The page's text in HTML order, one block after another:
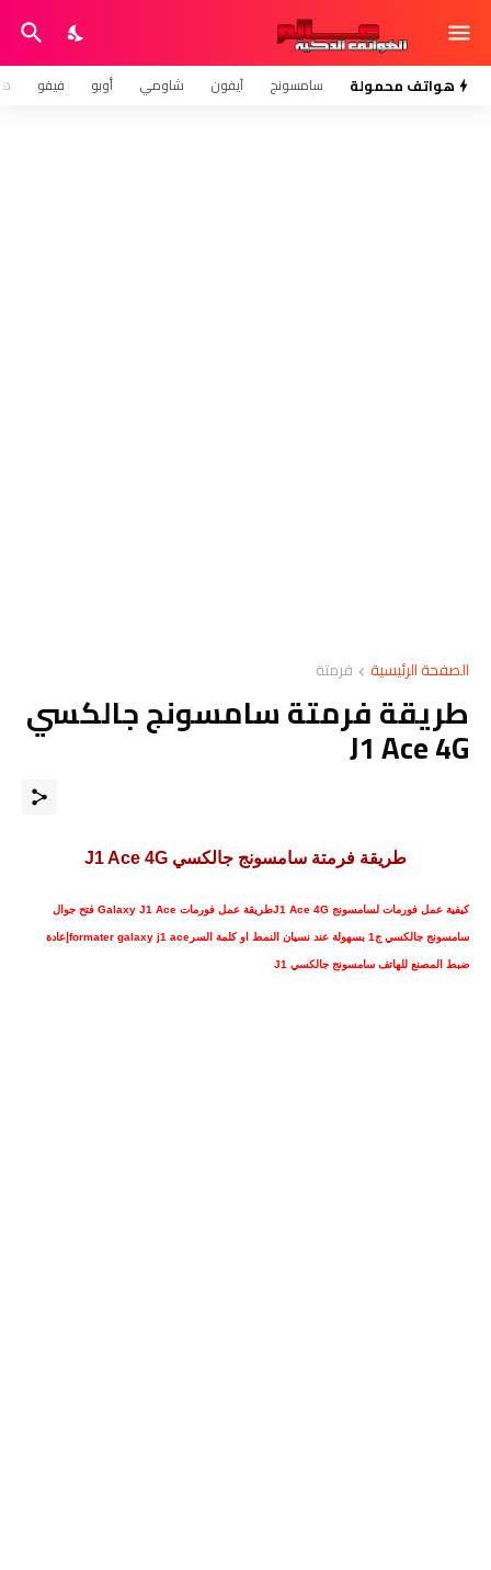
هواتف محمولة سامسونج آيفون شاومي أوبو فيفو
الصفحة الرئيسية فرمتة
ﻃﺮﻳﻘﺔ ﻓﺮﻣﺘﺔ ﺳﺎﻣﺴﻮﻧﺞ ﺟﺎﻟﻜﺴﻲ
J1 Ace 4G
ﻃﺮﻳﻘﺔ ﻓﺮﻣﺘﺔ ﺳﺎﻣﺴﻮﻧﺞ ﺟﺎﻟﻜﺴﻲ J1 Ace 4G
ﻛﻴﻔﻴﺔ ﻋﻤﻞ ﻓﻮﺭﻣﺎﺕ ﻟﺴﺎﻣﺴﻮﻧﺞ J1 Ace 4Gطريقة عمل فورمات Galaxy J1 Ace ﻓﺘﺢ ﺟﻮﺍﻝ
ﺳﺎﻣﺴﻮﻧﺞ ﺟﺎﻟﻜﺴﻲ ج1 ﺑﺴﻬﻮﻟﺔ ﻋﻨﺪ ﻧﺴﻴﺎﻥ ﺍﻟﻨﻤﻂ ﺍﻭ ﻛﻠﻤﺔ ﺍﻟﺴﺮformater galaxy j1 aceإعادة
ضبط المصنع للهاتف سامسونج جالكسي J1